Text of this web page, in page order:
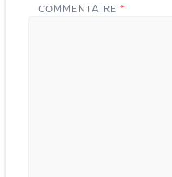
COMMENTAIRE *